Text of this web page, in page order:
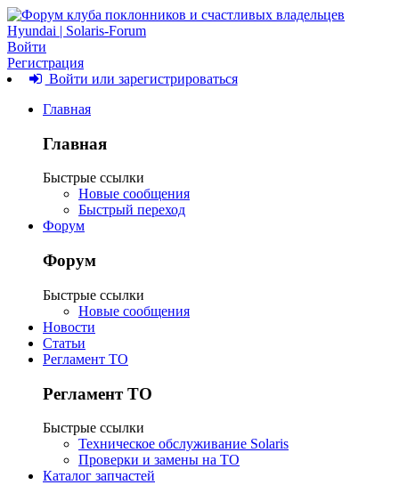
Войти
Регистрация
Войти или зарегистрироваться
Главная
Главная
Быстрые ссылки
Новые сообщения
Быстрый переход
Форум
Форум
Быстрые ссылки
Новые сообщения
Новости
Статьи
Регламент ТО
Регламент ТО
Быстрые ссылки
Техническое обслуживание Solaris
Проверки и замены на ТО
Каталог запчастей